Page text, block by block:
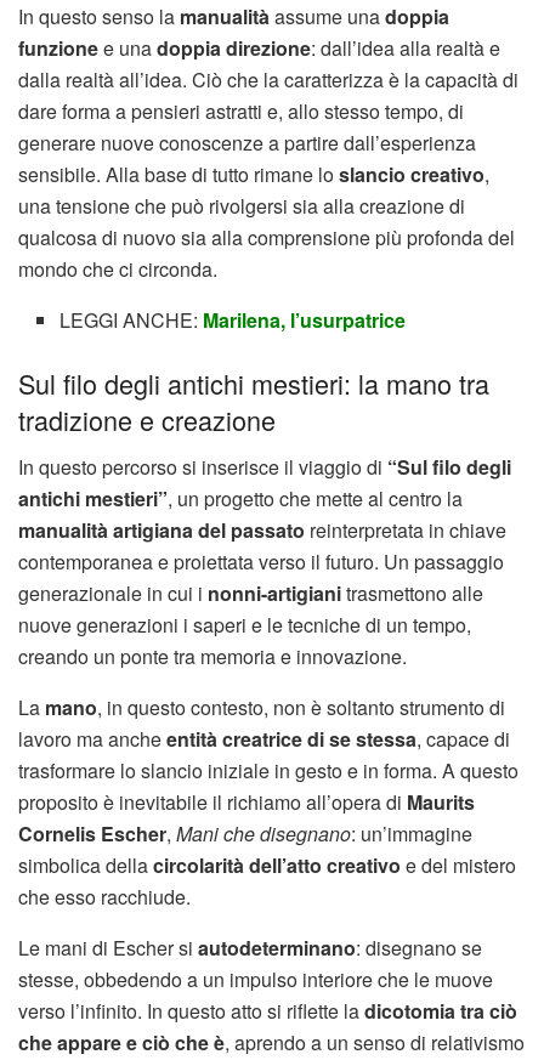
In questo senso la manualitàassume unadoppia
funzionee unadoppia direzione: dall’idea alla realtà e
dalla realtà all’idea. Ciò che la caratterizza è la capacità di
dare forma a pensieri astratti e, allo stesso tempo, di
generare nuove conoscenze a partire dall’esperienza
sensibile. Alla base di tutto rimane loslancio creativo,
una tensione che può rivolgersi sia alla creazione di
qualcosa di nuovo sia alla comprensione più profonda del
mondo che ci circonda.
LEGGI ANCHE: Marilena, l’usurpatrice
Sul filo degli antichi mestieri: la mano tra
tradizione e creazione
In questo percorso si inserisce il viaggio di “Sul filo degli
antichi mestieri”, un progetto che mette al centro la
manualità artigiana del passato reinterpretata in chiave
contemporanea e proiettata verso il futuro. Un passaggio
generazionale in cui i nonni-artigianitrasmettono alle
nuove generazioni i saperi e le tecniche di un tempo,
creando un ponte tra memoria e innovazione.
La mano, in questo contesto, non è soltanto strumento di
lavoro ma ancheentità creatrice di se stessa, capace di
trasformare lo slancio iniziale in gesto e in forma. A questo
proposito è inevitabile il richiamo all’opera di Maurits
Cornelis Escher, Mani che disegnano: un’immagine
simbolica dellacircolarità dell’atto creativo e del mistero
che esso racchiude.
Le mani di Escher si autodeterminano: disegnano se
stesse, obbedendo a un impulso interiore che le muove
verso l’infinito. In questo atto si riflette ladicotomia tra ciò
che appare e ciò che è, aprendo a un senso di relativismo